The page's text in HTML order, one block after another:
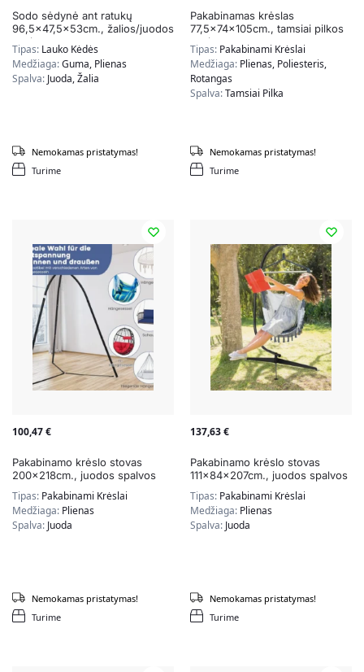
Sodo sėdynė ant ratukų
96,5×47,5x53cm., žalios/juodos
spalvos
Tipas: Lauko Kėdės
Medžiaga:Guma, Plienas
Spalva: Juoda, Žalia
Turime
Nemokamas pristatymas!
Pakabinamas krėslas
77,5x74x105cm., tamsiai pilkos
spalvos
Tipas: Pakabinami Krėslai
Medžiaga: Plienas, Poliesteris,
Rotangas
Spalva:Tamsiai Pilka
Turime
Nemokamas pristatymas!
100,47€
Pakabinamo krėslo stovas
200x218cm., juodos spalvos
Tipas: Pakabinami Krėslai
Medžiaga: Plienas
Spalva: Juoda
Turime
Nemokamas pristatymas!
137,63€
Pakabinamo krėslo stovas
111x84x207cm., juodos spalvos
Tipas: Pakabinami Krėslai
Medžiaga: Plienas
Spalva: Juoda
Turime
Nemokamas pristatymas!